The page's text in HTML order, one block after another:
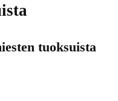
tuoksuista